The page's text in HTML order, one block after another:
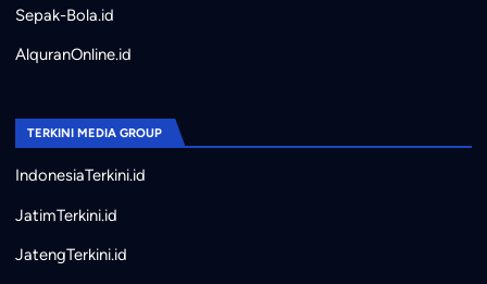
Sepak-Bola.id
AlquranOnline.id
TERKINI MEDIA GROUP
IndonesiaTerkini.id
JatimTerkini.id
JatengTerkini.id